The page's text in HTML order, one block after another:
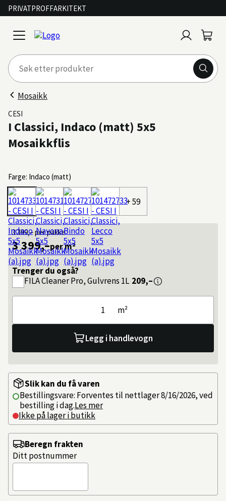
PRIVATPROFFARKITEKT
open
menu
inn
Mosaikk
CESI
I Classici, Indaco (matt) 5x5
Mosaikkflis
Farge: Indaco (matt)
+ 59
3 399,–per pakke
3 399,–per m²
Trenger du også?
FILACleaner Pro, Gulvrens 1L 209,–
m²
Legg i handlevogn
Slik kan du få varen
Bestillingsvare: Forventes til nettlager 8/16/2026, ved
bestilling i dag.Les mer
Ikke på lager i butikk
Beregn frakten
Ditt postnummer